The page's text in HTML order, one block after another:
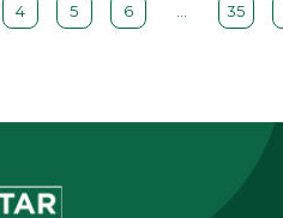
4 5 6 … 35